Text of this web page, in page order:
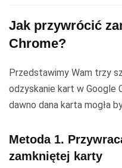
Jak przywrócić
Chrome?
Przedstawimy Wam trzy
odzyskanie kart w Google
dawno dana karta mogła
Metoda 1.
zamkniętej karty